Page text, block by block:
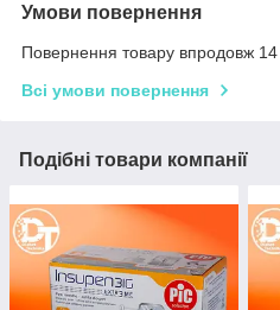
Умови повернення
Повернення товару впродовж 14
Всі умови повернення
Подібні товари компанії